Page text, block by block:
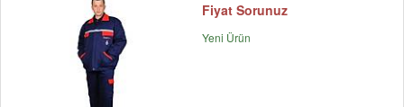
Fiyat Sorunuz
Yeni Ürün